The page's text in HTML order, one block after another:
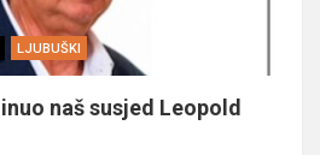
LJUBUŠKI
naš susjed Leopold